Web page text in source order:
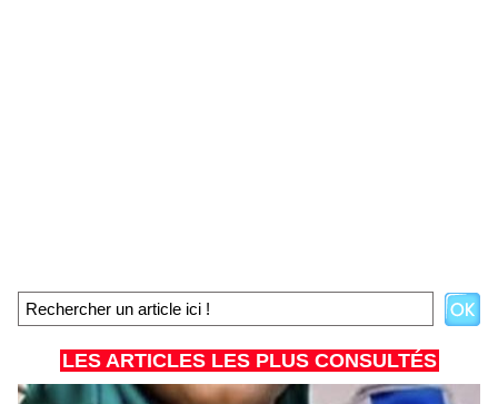
LES ARTICLES LES PLUS CONSULTÉS